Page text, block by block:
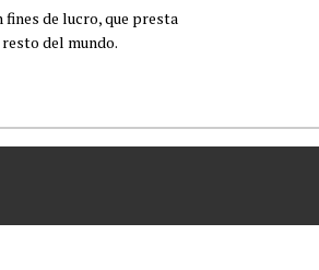
de lucro, que presta
del mundo.